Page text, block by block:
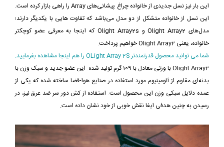
این بار نیز نسل جدیدی از خانواده چراغ پیشانی‌های Array را راهی بازار کرده است.
این نسل از خانواده متشکل از دو مدل می‌باشد که تفاوت هایی با یکدیگر دارند؛
مدل‌های Olight Array2 و Olight Array2s که اینجا به معرفی عضو کوچکتر
خانواده، یعنی Olight Array2 خواهیم پرداخت.
شما می توانید محصول قدرتمندتر OLight Array 2S را هم اینجا مشاهده بفرمایید.
Olight Array2 با وزنی معادل با 109 گرم تولید شده. این عضو جدید و سبک وزن با
بدنه‌ای مقاوم از آلومینیوم مورد استفاده در صنایع هوا-فضا ساخته شده که یکی از
عمده دلایل سبکی وزن این محصول است. استفاده از کش دور سر ضد عرق نیز، در
رسیدن به چنین هدفی ایفا نقش خوبی از خود نشان داده است.